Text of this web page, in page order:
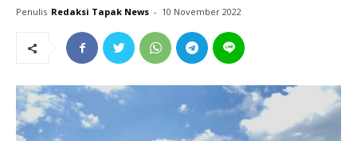
Penulis Redaksi Tapak News - 10 November 2022